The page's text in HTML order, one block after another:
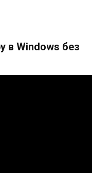
в Windows без